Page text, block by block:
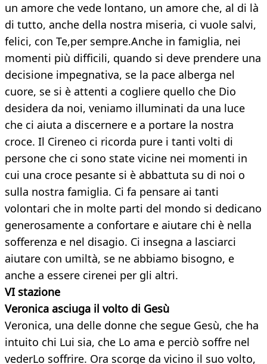
un amore che vede lontano, un amore che, al di là
di tutto, anche della nostra miseria, ci vuole salvi,
felici, con Te,per sempre.Anche in famiglia, nei
momenti più difficili, quando si deve prendere una
decisione impegnativa, se la pace alberga nel
cuore, se si è attenti a cogliere quello che Dio
desidera da noi, veniamo illuminati da una luce
che ci aiuta a discernere e a portare la nostra
croce. Il Cireneo ci ricorda pure i tanti volti di
persone che ci sono state vicine nei momenti in
cui una croce pesante si è abbattuta su di noi o
sulla nostra famiglia. Ci fa pensare ai tanti
volontari che in molte parti del mondo si dedicano
generosamente a confortare e aiutare chi è nella
sofferenza e nel disagio. Ci insegna a lasciarci
aiutare con umiltà, se ne abbiamo bisogno, e
anche a essere cirenei per gli altri.
VI stazione
Veronica asciuga il volto di Gesù
Veronica, una delle donne che segue Gesù, che ha
intuito chi Lui sia, che Lo ama e perciò soffre nel
vederLo soffrire. Ora scorge da vicino il suo volto,